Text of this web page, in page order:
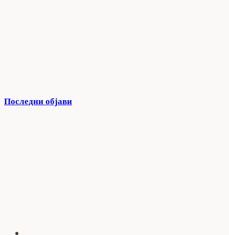
Последни објави